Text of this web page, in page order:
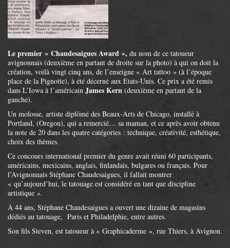
Le premier « Chaudesaigues Award », du nom de ce tatoueur
avignonnais (deuxième en partant de droite sur la photo) à qui on doit la
création, voilà vingt cinq ans, de l’enseigne « Art tattoo » (à l’époque
place de la Pignotte), à été décerné aux Etats-Unis. Ce prix a été remis
dans L’Iowa à l’américain James Kern (deuxième en partant de la
gauche).
Un molosse, artiste diplômé des Beaux-Arts de Chicago, installé à
Portland, (Oregon), qui a remercié… sa maman, et ce après avoir obtenu
la note de 20 dans les quatre catégories : technique, créativité, esthétique,
choix des thèmes.
Ce concours international premier du genre avait réuni 60 participants,
américains, mexicains, anglais, finlandais, bulgares ou français. Pour
l’Avignonnais Stéphane Chaudesaigues, il fallait montrer
« qu’aujourd’hui, le tatouage est considéré en tant que discipline
artistique ».
À 44 ans, Stéphane Chaudesaigues a ouvert une dizaine de magasins
dédiés au tatouage, Paris et Philadelphie, entre autres.
Son fils Steven, est tatoueur à « Graphicaderme », rue Thiers, à Avignon.